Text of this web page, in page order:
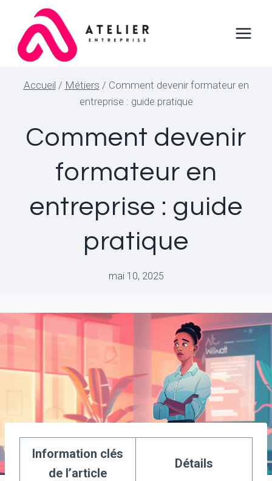
contenu
Accueil / Métiers / Comment devenir formateur en
entreprise : guide pratique
Comment devenir
formateur en
entreprise : guide
pratique
mai 10, 2025
Information clés
de l’article
Détails